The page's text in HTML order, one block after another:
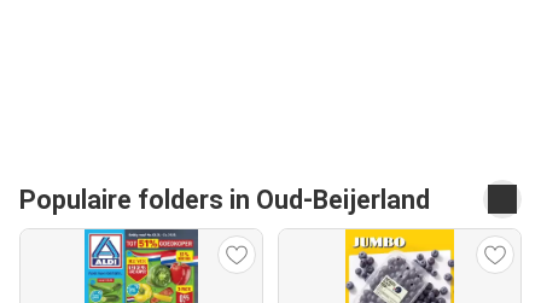
Populaire folders in Oud-Beijerland